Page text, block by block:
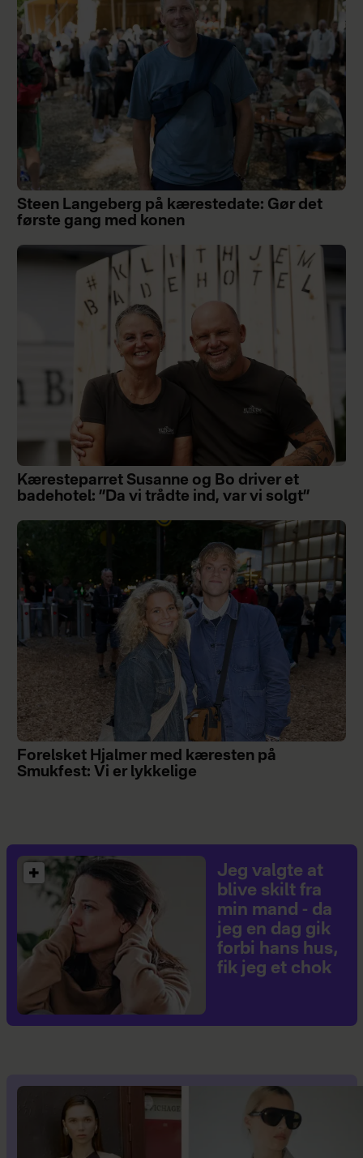
Steen Langeberg på kærestedate: Gør det
første gang med konen
Kæresteparret Susanne og Bo driver et
badehotel: ”Da vi trådte ind, var vi solgt”
Forelsket Hjalmer med kæresten på
Smukfest: Vi er lykkelige
Jeg valgte at
blive skilt fra
min mand - da
jeg en dag gik
forbi hans hus,
fik jeg et chok